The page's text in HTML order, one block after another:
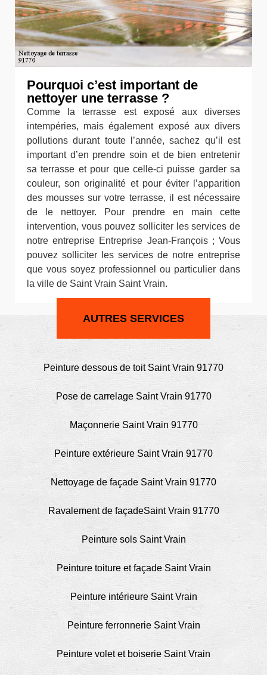
Pourquoi c’est important de
nettoyer une terrasse ?
Comme la terrasse est exposé aux diverses
intempéries, mais également exposé aux divers
pollutions durant toute l’année, sachez qu’il est
important d’en prendre soin et de bien entretenir
sa terrasse et pour que celle-ci puisse garder sa
couleur, son originalité et pour éviter l’apparition
des mousses sur votre terrasse, il est nécessaire
de le nettoyer. Pour prendre en main cette
intervention, vous pouvez solliciter les services de
notre entreprise Entreprise Jean-François ; Vous
pouvez solliciter les services de notre entreprise
que vous soyez professionnel ou particulier dans
la ville de Saint Vrain Saint Vrain.
AUTRES SERVICES
Peinture dessous de toit Saint Vrain 91770
Pose de carrelage Saint Vrain 91770
Maçonnerie Saint Vrain 91770
Peinture extérieure Saint Vrain 91770
Nettoyage de façade Saint Vrain 91770
Ravalement de façadeSaint Vrain 91770
Peinture sols Saint Vrain
Peinture toiture et façade Saint Vrain
Peinture intérieure Saint Vrain
Peinture ferronnerie Saint Vrain
Peinture volet et boiserie Saint Vrain